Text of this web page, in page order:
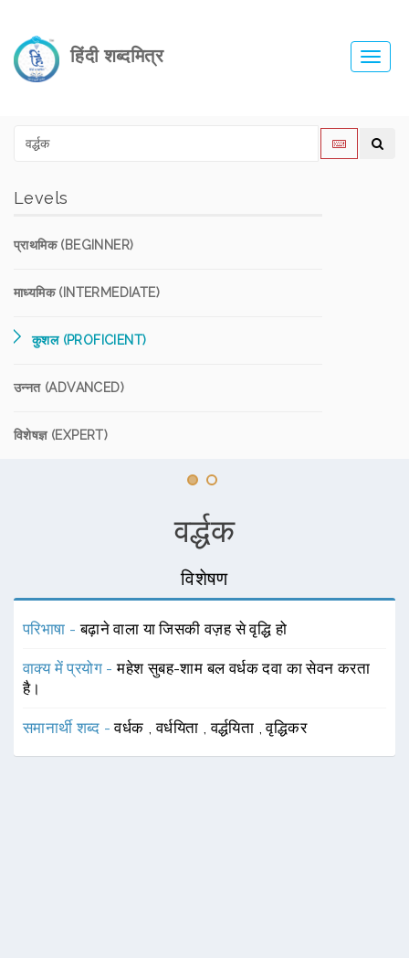
हिंदी शब्दमित्र
Levels
प्राथमिक (BEGINNER)
माध्यमिक (INTERMEDIATE)
कुशल (PROFICIENT)
उन्नत (ADVANCED)
विशेषज्ञ (EXPERT)
वर्द्धक
विशेषण
परिभाषा -बढ़ाने वाला या जिसकी वज़ह से वृद्धि हो
वाक्य में प्रयोग -महेश सुबह-शाम बल वर्धक दवा का सेवन करता
है।
समानार्थी शब्द -वर्धक ,वर्धयिता ,वर्द्धयिता ,वृद्धिकर